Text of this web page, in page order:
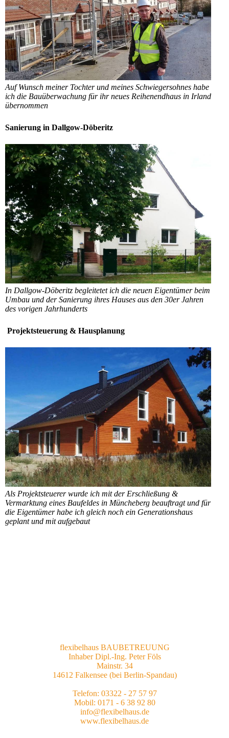
Auf Wunsch meiner Tochter und meines Schwiegersohnes habe
ich die Bauüberwachung für ihr neues Reihenendhaus in Irland
übernommen
Sanierung in Dallgow-Döberitz
In Dallgow-Döberitz begleitetet ich die neuen Eigentümer beim
Umbau und der Sanierung ihres Hauses aus den 30er Jahren
des vorigen Jahrhunderts
Projektsteuerung & Hausplanung
Als Projektsteuerer wurde ich mit der Erschließung &
Vermarktung eines Baufeldes in Müncheberg beauftragt und für
die Eigentümer habe ich gleich noch ein Generationshaus
geplant und mit aufgebaut
flexibelhaus BAUBETREUUNG
Inhaber Dipl.-Ing. Peter Föls
Mainstr. 34
14612 Falkensee (bei Berlin-Spandau)
Telefon: 03322 - 27 57 97
Mobil: 0171 - 6 38 92 80
info@flexibelhaus.de
www.flexibelhaus.de